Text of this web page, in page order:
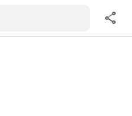
share